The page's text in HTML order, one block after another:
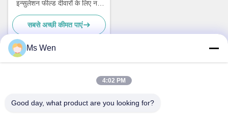
इन्सुलेशन फील्ड दीवारों के लिए नमी
प्रतिरोधी कारखाने प्रत्यक्ष थोक
आपूर्ति
सबसे अच्छी कीमत पाएं
पता
Ms Wen
4:02 PM
Good day, what product are you looking for?